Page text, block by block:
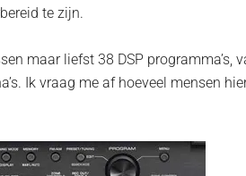
te zijn.
maar liefst 38 DSP programma’s,
Ik vraag me af hoeveel mensen